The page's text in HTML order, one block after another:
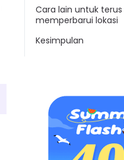
Cara lain untuk terus
memperbarui lokasi
Kesimpulan